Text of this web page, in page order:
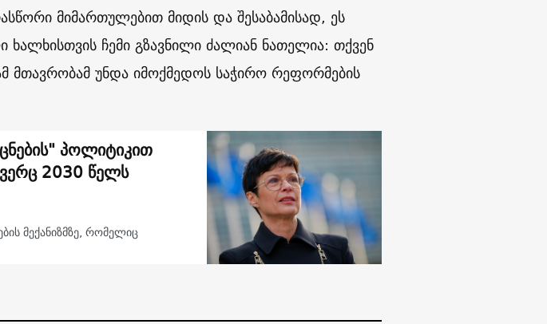
მიმართულებით მიდის და შესაბამისად, ეს
ჩემი გზავნილი ძალიან ნათელია: თქვენ
მთავრობამ უნდა იმოქმედოს საჭირო რეფორმების
პოლიტიკით
2030 წელს
მექანიზმზე, რომელიც